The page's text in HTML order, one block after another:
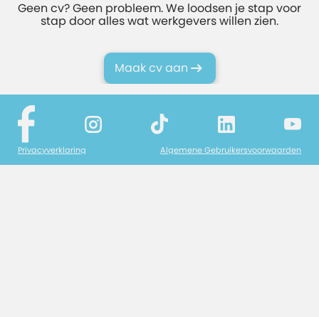
Geen cv? Geen probleem. We loodsen je stap voor
stap door alles wat werkgevers willen zien.
Maak cv aan
Privacyverklaring Algemene Gebruikersvoorwaarden